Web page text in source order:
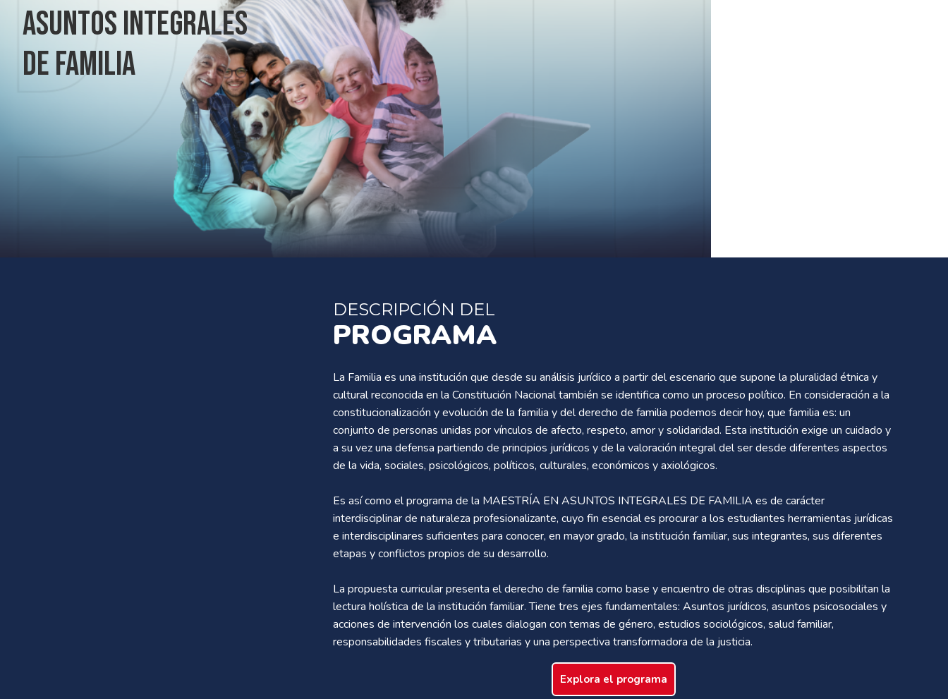
ASUNTOS INTEGRALES
DE FAMILIA
DESCRIPCIÓN DEL
PROGRAMA
La Familia es una institución que desde su análisis jurídico a partir del escenario que supone la pluralidad étnica y
cultural reconocida en la Constitución Nacional también se identifica como un proceso político. En consideración a la
constitucionalización y evolución de la familia y del derecho de familia podemos decir hoy, que familia es: un
conjunto de personas unidas por vínculos de afecto, respeto, amor y solidaridad. Esta institución exige un cuidado y
a su vez una defensa partiendo de principios jurídicos y de la valoración integral del ser desde diferentes aspectos
de la vida, sociales, psicológicos, políticos, culturales, económicos y axiológicos.
Es así como el programa de la MAESTRÍA EN ASUNTOS INTEGRALES DE FAMILIA es de carácter
interdisciplinar de naturaleza profesionalizante, cuyo fin esencial es procurar a los estudiantes herramientas jurídicas
e interdisciplinares suficientes para conocer, en mayor grado, la institución familiar, sus integrantes, sus diferentes
etapas y conflictos propios de su desarrollo.
La propuesta curricular presenta el derecho de familia como base y encuentro de otras disciplinas que posibilitan la
lectura holística de la institución familiar. Tiene tres ejes fundamentales: Asuntos jurídicos, asuntos psicosociales y
acciones de intervención los cuales dialogan con temas de género, estudios sociológicos, salud familiar,
responsabilidades fiscales y tributarias y una perspectiva transformadora de la justicia.
Explora el programa